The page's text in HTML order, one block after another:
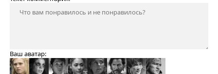
Ваш аватар: